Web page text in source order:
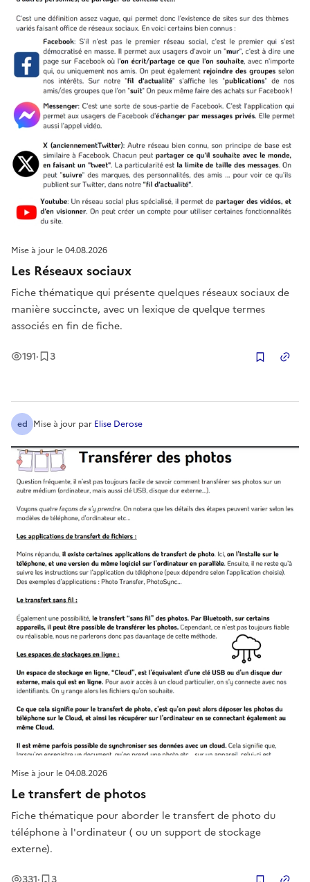
Mise à jour le04.08.2026
Les Réseaux sociaux
Fiche thématique qui présente quelques réseaux sociaux de
manière succincte, avec un lexique de quelque termes
associés en fin de fiche.
191Vues
· 3Enregistrement
Mise à jour le04.08.2026
Le transfert de photos
Fiche thématique pour aborder le transfert de photo du
téléphone à l'ordinateur ( ou un support de stockage
externe).
VuesEnregistrement
ed Mise à jour par Elise Derose